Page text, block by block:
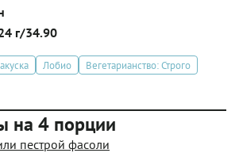
г/34.90
Лобио
Вегетарианство: Строго
на 4 порции
пестрой фасоли